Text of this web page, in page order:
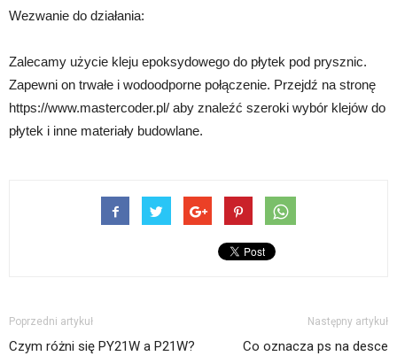
Wezwanie do działania:
Zalecamy użycie kleju epoksydowego do płytek pod prysznic.
Zapewni on trwałe i wodoodporne połączenie. Przejdź na stronę
https://www.mastercoder.pl/ aby znaleźć szeroki wybór klejów do
płytek i inne materiały budowlane.
Poprzedni artykuł
Czym różni się PY21W a P21W?
Następny artykuł
Co oznacza ps na desce